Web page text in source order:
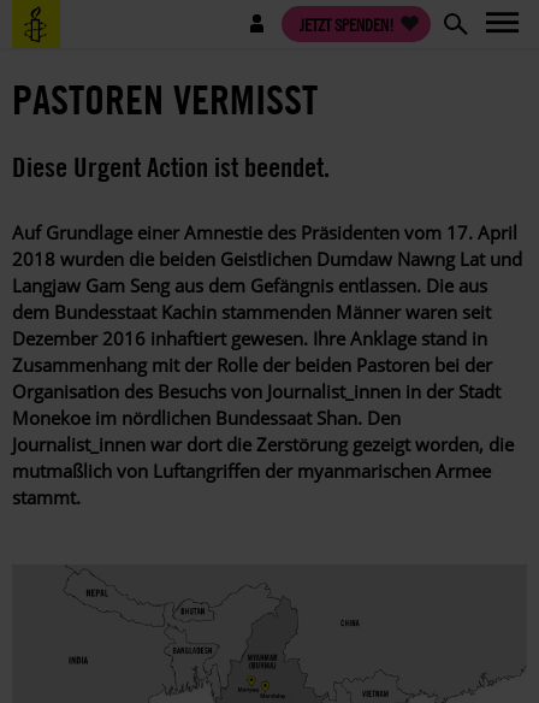
Direkt
zum
Benutzermenü JETZT SPENDEN!
PASTOREN VERMISST
Diese Urgent Action ist beendet.
Auf Grundlage einer Amnestie des Präsidenten vom 17. April
2018 wurden die beiden Geistlichen Dumdaw Nawng Lat und
Langjaw Gam Seng aus dem Gefängnis entlassen. Die aus
dem Bundesstaat Kachin stammenden Männer waren seit
Dezember 2016 inhaftiert gewesen. Ihre Anklage stand in
Zusammenhang mit der Rolle der beiden Pastoren bei der
Organisation des Besuchs von Journalist_innen in der Stadt
Monekoe im nördlichen Bundessaat Shan. Den
Journalist_innen war dort die Zerstörung gezeigt worden, die
mutmaßlich von Luftangriffen der myanmarischen Armee
stammt.